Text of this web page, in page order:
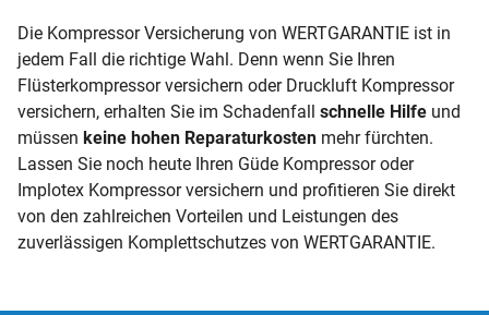
Die Kompressor Versicherung von WERTGARANTIE ist in
jedem Fall die richtige Wahl. Denn wenn Sie Ihren
Flüsterkompressor versichern oder Druckluft Kompressor
versichern, erhalten Sie im Schadenfall schnelle Hilfe und
müssen keine hohen Reparaturkosten mehr fürchten.
Lassen Sie noch heute Ihren Güde Kompressor oder
Implotex Kompressor versichern und profitieren Sie direkt
von den zahlreichen Vorteilen und Leistungen des
zuverlässigen Komplettschutzes von WERTGARANTIE.